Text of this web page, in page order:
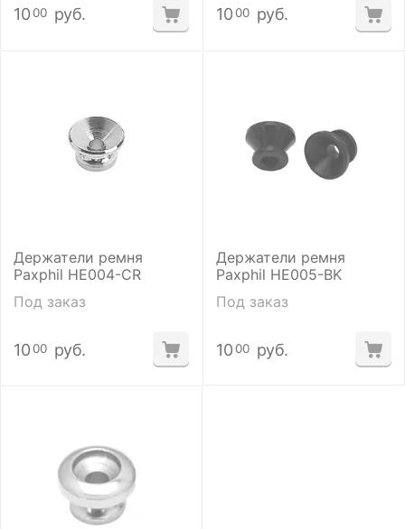
1000 руб. 1000 руб.
Держатели ремня
Paxphil HE004-CR
Под заказ
1000 руб.
Держатели ремня
Paxphil HE005-BK
Под заказ
1000 руб.